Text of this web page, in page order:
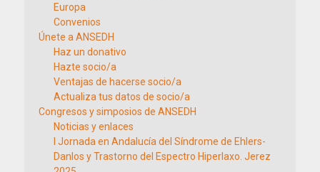
Europa
Convenios
Únete a ANSEDH
Haz un donativo
Hazte socio/a
Ventajas de hacerse socio/a
Actualiza tus datos de socio/a
Congresos y simposios de ANSEDH
Noticias y enlaces
I Jornada en Andalucía del Síndrome de Ehlers-
Danlos y Trastorno del Espectro Hiperlaxo. Jerez